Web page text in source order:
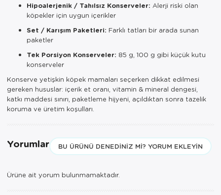
Hipoalerjenik / Tahılsız Konserveler: Alerji riski olan
köpekler için uygun içerikler
Set / Karışım Paketleri: Farklı tatları bir arada sunan
paketler
Tek Porsiyon Konserveler: 85 g, 100 g gibi küçük kutu
konserveler
Konserve yetişkin köpek mamaları seçerken dikkat edilmesi
gereken hususlar: içerik et oranı, vitamin & mineral dengesi,
katkı maddesi sınırı, paketleme hijyeni, açıldıktan sonra tazelik
koruma ve üretim koşulları.
Yorumlar BU ÜRÜNÜ DENEDINIZ MI? YORUM EKLEYIN
Ürüne ait yorum bulunmamaktadır.